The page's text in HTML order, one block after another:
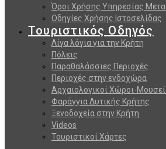
Όροι Χρήσης Υπηρεσίας
Οδηγίες Χρήσης Ιστοσελίδας
Τουριστικός Οδηγός
Λίγα λόγια για την Κρήτη
Πόλεις
Παραθαλάσσιες Περιοχές
Περιοχές στην ενδοχώρα
Αρχαιολογικοί Χώροι-
Φαράγγια Δυτικής Κρήτης
Ξενοδοχεία στην Κρήτη
Videos
Τουριστικοί Χάρτες